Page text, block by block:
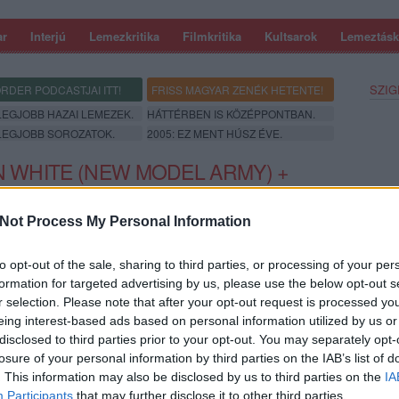
Process My Personal Information
opt-out of the sale, sharing to third parties, or processing of your
for targeted advertising by us, please use the below opt-out
selection. Please note that after your opt-out request is processed
interest-based ads based on personal information utilized by us
to third parties prior to your opt-out. You may separately
of your personal information by third parties on the IAB’s list of
This information may also be disclosed by us to third parties on the
Participants that may further disclose it to other third parties.
Interjú Lemezkritika Filmkritika Kultsarok
PODCASTJAI ITT!
FRISS MAGYAR ZENÉK HETENTE!
HAZAI LEMEZEK.
HÁTTÉRBEN IS KÖZÉPPONTBAN.
SOROZATOK. 2005: EZ MENT HÚSZ ÉVE.
WHITE (NEW MODEL ARMY) +
„ Here comes the waaaaar!!!” – hangzik el a szebb
napokat látottNew Model Army talán legismertebb
dalának refrénjében, és valószínűleg majd a Gozsdu
Manóban is ezen az estén. A létező
legantirockandrollabbnevű klubban lép fel a több mint
harminc(!) éve alakult NMA két meghatározó figurája,
Justin Sullivangitáros-énekes frontember ésDean